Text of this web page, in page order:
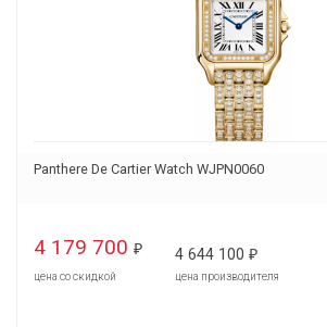
Panthere De Cartier Watch WJPN0060
4 179 700 ₽
цена со скидкой
4 644 100 ₽
цена производителя